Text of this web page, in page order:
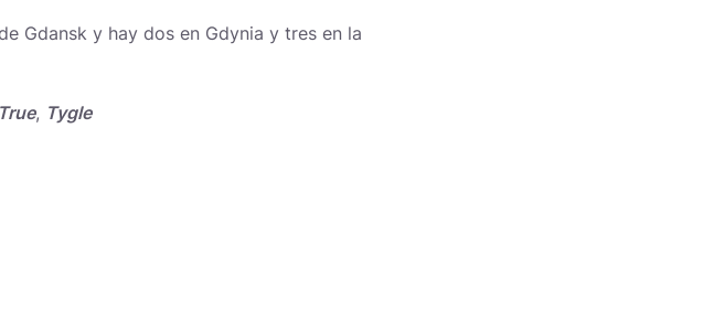
Gdansk y hay dos en Gdynia y tres en la
True, Tygle